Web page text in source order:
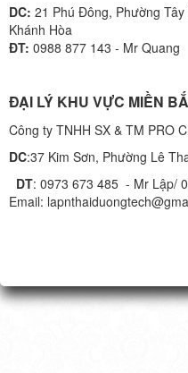
DC: 21 Phú Đông, Phường
Khánh Hòa
ĐT: 0988 877 143 - Mr Quang
ĐẠI LÝ KHU VỰC MIỀN
Công ty TNHH SX & TM PRO
DC:37 Kim Sơn, Phường Lê
DT: 0973 673 485 - Mr Lập/
Email: